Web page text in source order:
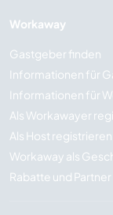
Workaway
Gastgeber finden
Informationen für
Informationen für
Als Workawayer
Als Host registrieren
Workaway als
Rabatte und Partner